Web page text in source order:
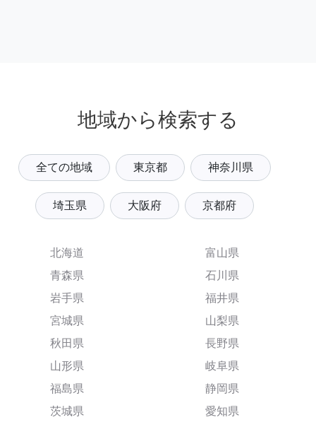
地域から検索する
全ての地域 東京都 神奈川県
埼玉県 大阪府 京都府
北海道
青森県
岩手県
宮城県
秋田県
山形県
福島県
茨城県
富山県
石川県
福井県
山梨県
長野県
岐阜県
静岡県
愛知県